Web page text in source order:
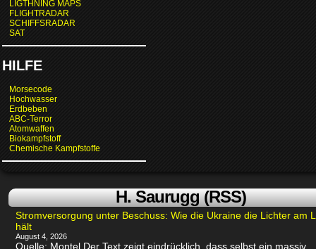
LIGTHNING MAPS
FLIGHTRADAR
SCHIFFSRADAR
SAT
HILFE
Morsecode
Hochwasser
Erdbeben
ABC-Terror
Atomwaffen
Biokampfstoff
Chemische Kampfstoffe
H. Saurugg (RSS)
Stromversorgung unter Beschuss: Wie die Ukraine die Lichter am
hält
August 4, 2026
Quelle: Montel Der Text zeigt eindrücklich, dass selbst ein massiv